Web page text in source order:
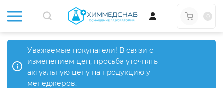
Уважаемые покупатели! В связи с
изменением цен, просьба уточнять
актуальную цену на продукцию у
менеджеров.